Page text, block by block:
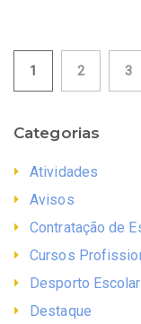
1 2 3
Categorias
Atividades
Avisos
Contratação de
Cursos
Desporto Escolar
Destaque